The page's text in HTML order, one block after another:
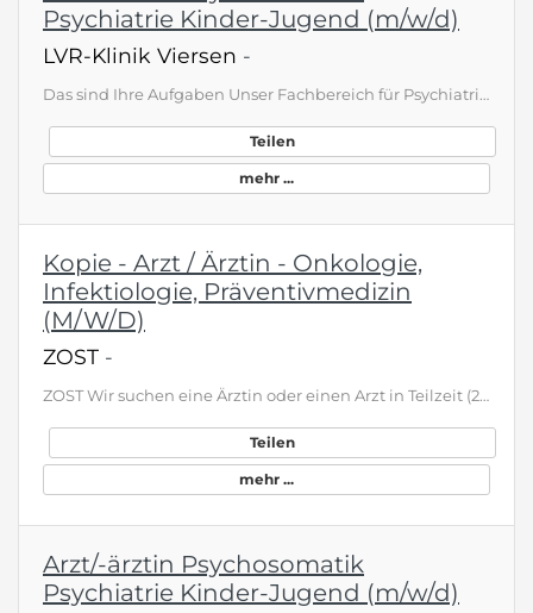
Psychiatrie Kinder-Jugend (m/w/d)
LVR-Klinik Viersen -
Das sind Ihre Aufgaben Unser Fachbereich für Psychiatrie, Psychosomatik und Psychotherapie des Kindes- und Jugendalters sucht ein neues Teammitglied, das genauso engagiert ist wie wir. Wir sind stolz darauf, die größte Kinder- und Jugendpsychiatrie in Deutschland mit 250 stationären und teilstationären Betten und Plätzen zu sein. Das Hauptgelände ist in Viersen, unsere Tageskliniken befinden sich in Viersen, Neuss, Krefeld, Mönchengladbach und Heinsberg. Wir behandeln das gesamte Spektrum kinde…
Teilen
mehr ...
Kopie - Arzt / Ärztin - Onkologie,
Infektiologie, Präventivmedizin
(M/W/D)
ZOST -
ZOST Wir suchen eine Ärztin oder einen Arzt in Teilzeit (24 Stunden) für unsere Praxis in Dortmund (Stadtteil Schüren). In unserer Praxis behandeln wir unsere Patientinnen und Patienten mit etablierten, schulmedizinischen und komplementären Therapieformen der Ganzheitsmedizin (Ozonsauerstofftherapie / Infusionstherapie / Neuraltherapie). Unserer Schwerpunkte sind die Onkologie, Infektiologie, Durchblutungsstörungen, Wundversorgung aber auch präventive Therapieansätze der funktionellen Medizin. …
Teilen
mehr ...
Arzt/-ärztin Psychosomatik
Psychiatrie Kinder-Jugend (m/w/d)